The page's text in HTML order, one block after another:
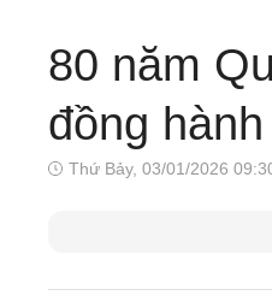
80 năm
đồng
Thứ Bảy, 03/01/2026